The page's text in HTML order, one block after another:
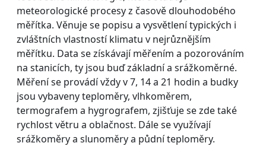
meteorologické procesy z časově dlouhodobého
měřítka. Věnuje se popisu a vysvětlení typických i
zvláštních vlastností klimatu v nejrůznějším
měřítku. Data se získávají měřením a pozorováním
na stanicích, ty jsou buď základní a srážkoměrné.
Měření se provádí vždy v 7, 14 a 21 hodin a budky
jsou vybaveny teploměry, vlhkoměrem,
termografem a hygrografem, zjišťuje se zde také
rychlost větru a oblačnost. Dále se využívají
srážkoměry a slunoměry a půdní teploměry.